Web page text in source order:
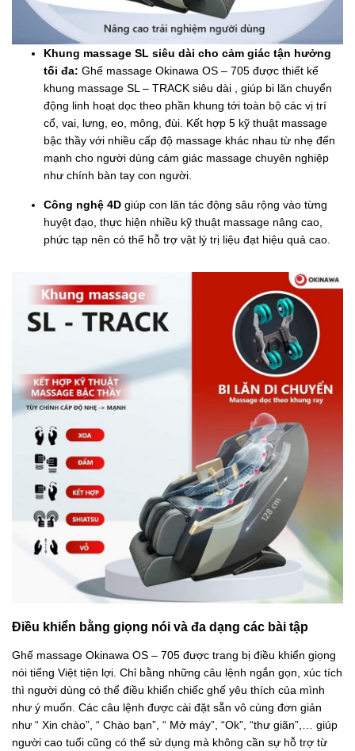
Khung massage SL siêu dài cho cảm giác tận hưởng
tối đa: Ghế massage Okinawa OS – 705 được thiết kế
khung massage SL – TRACK siêu dài , giúp bi lăn chuyển
động linh hoạt dọc theo phần khung tới toàn bộ các vị trí
cổ, vai, lưng, eo, mông, đùi. Kết hợp 5 kỹ thuật massage
bậc thầy với nhiều cấp độ massage khác nhau từ nhẹ đến
mạnh cho người dùng cảm giác massage chuyên nghiệp
như chính bàn tay con người.
Công nghệ 4D giúp con lăn tác động sâu rộng vào từng
huyệt đạo, thực hiện nhiều kỹ thuật massage nâng cao,
phức tạp nên có thể hỗ trợ vật lý trị liệu đạt hiệu quả cao.
Điều khiển bằng giọng nói và đa dạng các bài tập
Ghế massage Okinawa OS – 705 được trang bị điều khiển giọng
nói tiếng Việt tiện lợi. Chỉ bằng những câu lệnh ngắn gọn, xúc tích
thì người dùng có thể điều khiển chiếc ghế yêu thích của mình
như ý muốn. Các câu lệnh được cài đặt sẵn vô cùng đơn giản
như “ Xin chào”, “ Chào bạn”, “ Mở máy”, “Ok”, “thư giãn”,… giúp
người cao tuổi cũng có thể sử dụng mà không cần sự hỗ trợ từ